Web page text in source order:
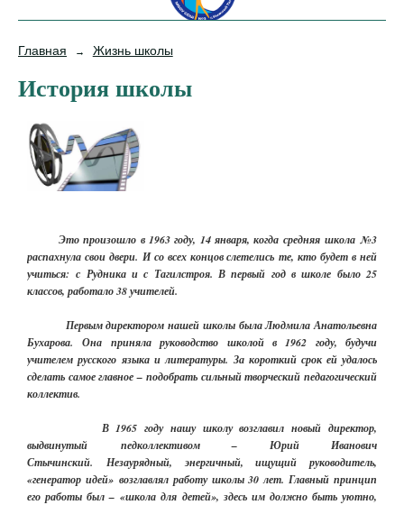
Главная → Жизнь школы
История школы
Это произошло в 1963 году, 14 января, когда средняя школа №3
распахнула свои двери. И со всех концов слетелись те, кто будет в ней
учиться: с Рудника и с Тагилстроя. В первый год в школе было 25
классов, работало 38 учителей.
Первым директором нашей школы была Людмила Анатольевна
Бухарова. Она приняла руководство школой в 1962 году, будучи
учителем русского языка и литературы. За короткий срок ей удалось
сделать самое главное – подобрать сильный творческий педагогический
коллектив.
В 1965 году нашу школу возглавил новый директор,
выдвинутый педколлективом – Юрий Иванович
Стычинский. Незаурядный, энергичный, ищущий руководитель,
«генератор идей» возглавлял работу школы 30 лет. Главный принцип
его работы был – «школа для детей», здесь им должно быть уютно,